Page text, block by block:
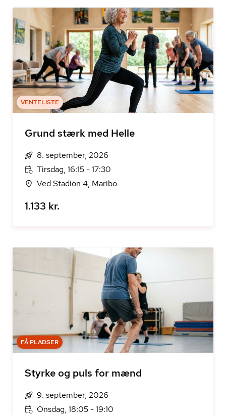
VENTELISTE
Grund stærk med Helle
8. september, 2026
Tirsdag, 16:15 - 17:30
Ved Stadion 4, Maribo
1.133 kr.
FÅ PLADSER
Styrke og puls for mænd
9. september, 2026
Onsdag, 18:05 - 19:10